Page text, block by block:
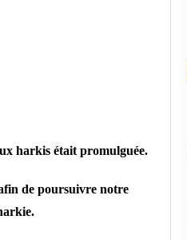
harkis était promulguée.
de poursuivre notre